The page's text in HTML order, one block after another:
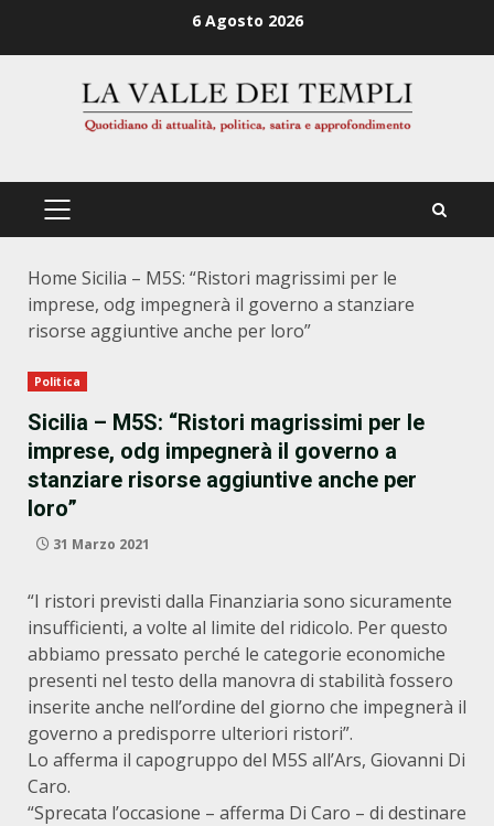
6 Agosto 2026
PRIMÄRES
Home Sicilia – M5S: “Ristori magrissimi per le
imprese, odg impegnerà il governo a stanziare
risorse aggiuntive anche per loro”
Politica
Sicilia – M5S: “Ristori magrissimi per le
imprese, odg impegnerà il governo a
stanziare risorse aggiuntive anche per
loro”
31 Marzo 2021
“I ristori previsti dalla Finanziaria sono sicuramente
insufficienti, a volte al limite del ridicolo. Per questo
abbiamo pressato perché le categorie economiche
presenti nel testo della manovra di stabilità fossero
inserite anche nell’ordine del giorno che impegnerà il
governo a predisporre ulteriori ristori”.
Lo afferma il capogruppo del M5S all’Ars, Giovanni Di
Caro.
“Sprecata l’occasione – afferma Di Caro – di destinare